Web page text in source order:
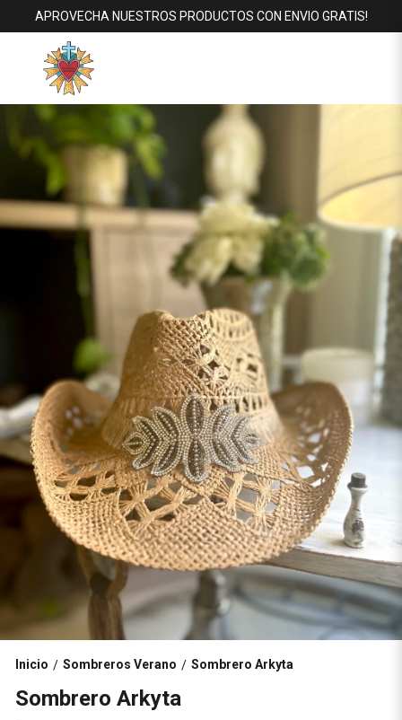
APROVECHA NUESTROS PRODUCTOS CON ENVIO GRATIS!
Inicio / Sombreros Verano / Sombrero Arkyta
Sombrero Arkyta